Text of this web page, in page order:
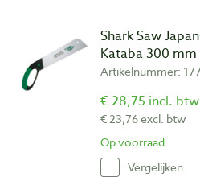
Shark Saw
Kataba 300 mm
Artikelnummer:
€ 28,75 incl. btw
€ 23,76 excl. btw
Op voorraad
Vergelijken